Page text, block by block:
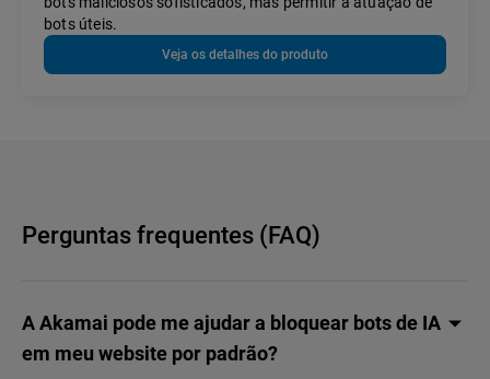
bots úteis.
Veja os detalhes do produto
Perguntas frequentes (FAQ)
A Akamai pode me ajudar a bloquear bots de IA
em meu website por padrão?